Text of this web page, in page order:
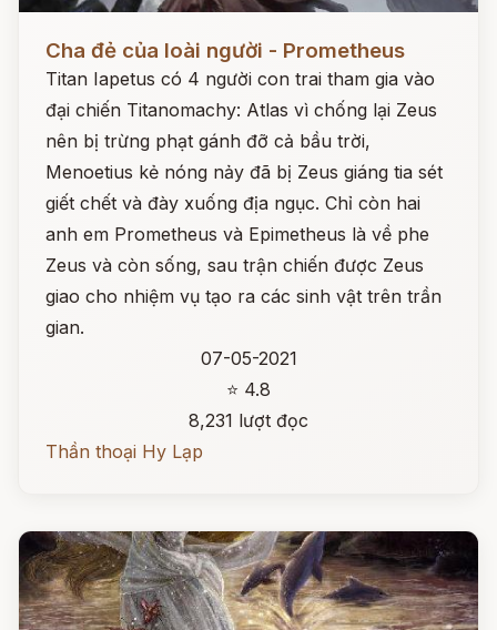
Cha đẻ của loài người - Prometheus
Titan Iapetus có 4 người con trai tham gia vào
đại chiến Titanomachy: Atlas vì chống lại Zeus
nên bị trừng phạt gánh đỡ cả bầu trời,
Menoetius kẻ nóng nảy đã bị Zeus giáng tia sét
giết chết và đày xuống địa ngục. Chỉ còn hai
anh em Prometheus và Epimetheus là về phe
Zeus và còn sống, sau trận chiến được Zeus
giao cho nhiệm vụ tạo ra các sinh vật trên trần
gian.
07-05-2021
⭐ 4.8
8,231 lượt đọc
Thần thoại Hy Lạp